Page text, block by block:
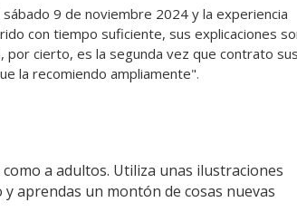
9 de noviembre 2024 y la experiencia
con tiempo suficiente, sus explicaciones
por cierto, es la segunda vez que contrato sus
la recomiendo ampliamente".
a adultos. Utiliza unas ilustraciones
aprendas un montón de cosas nuevas